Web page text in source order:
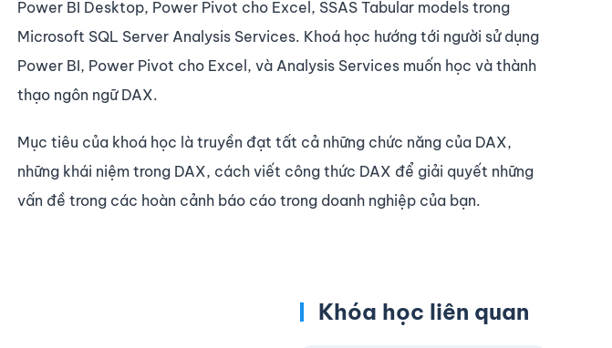
Power BI Desktop, Power Pivot cho Excel, SSAS Tabular models trong
Microsoft SQL Server Analysis Services. Khoá học hướng tới người sử dụng
Power BI, Power Pivot cho Excel, và Analysis Services muốn học và thành
thạo ngôn ngữ DAX.
Mục tiêu của khoá học là truyền đạt tất cả những chức năng của DAX,
những khái niệm trong DAX, cách viết công thức DAX để giải quyết những
vấn đề trong các hoàn cảnh báo cáo trong doanh nghiệp của bạn.
Khóa học liên quan